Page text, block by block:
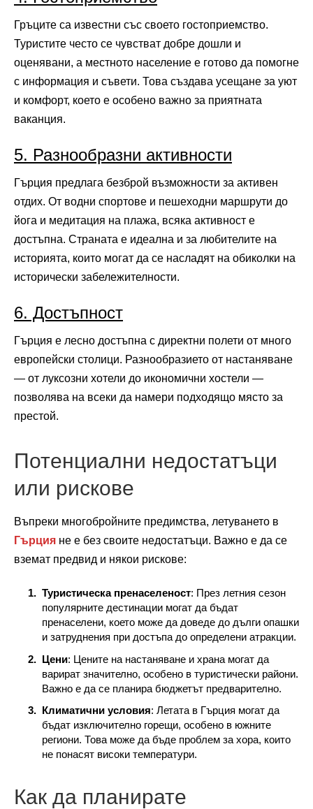
Гръците са известни със своето гостоприемство.
Туристите често се чувстват добре дошли и
оценявани, а местното население е готово да помогне
с информация и съвети. Това създава усещане за уют
и комфорт, което е особено важно за приятната
ваканция.
5. Разнообразни активности
Гърция предлага безброй възможности за активен
отдих. От водни спортове и пешеходни маршрути до
йога и медитация на плажа, всяка активност е
достъпна. Страната е идеална и за любителите на
историята, които могат да се насладят на обиколки на
исторически забележителности.
6. Достъпност
Гърция е лесно достъпна с директни полети от много
европейски столици. Разнообразието от настаняване
— от луксозни хотели до икономични хостели —
позволява на всеки да намери подходящо място за
престой.
Потенциални недостатъци
или рискове
Въпреки многобройните предимства, летуването в
Гърция не е без своите недостатъци. Важно е да се
вземат предвид и някои рискове:
Туристическа пренаселеност: През летния сезон
популярните дестинации могат да бъдат
пренаселени, което може да доведе до дълги опашки
и затруднения при достъпа до определени атракции.
Цени: Цените на настаняване и храна могат да
варират значително, особено в туристически райони.
Важно е да се планира бюджетът предварително.
Климатични условия: Летата в Гърция могат да
бъдат изключително горещи, особено в южните
региони. Това може да бъде проблем за хора, които
не понасят високи температури.
Как да планирате